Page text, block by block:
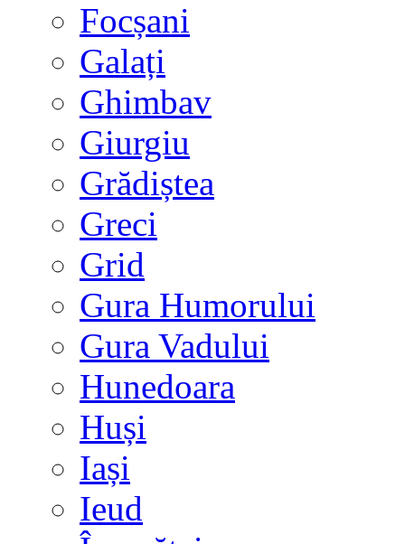
Focșani
Galați
Ghimbav
Giurgiu
Grădiștea
Greci
Grid
Gura Humorului
Gura Vadului
Hunedoara
Huși
Iași
Ieud